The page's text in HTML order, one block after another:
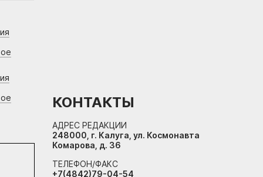
КОНТАКТЫ
АДРЕС РЕДАКЦИИ
248000, г. Калуга, ул. Космонавта
Комарова, д. 36
ТЕЛЕФОН/ФАКС
+7(4842)79-04-54